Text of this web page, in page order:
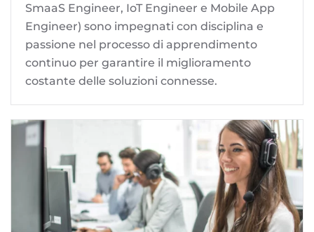
SmaaS Engineer, IoT Engineer e Mobile App
Engineer) sono impegnati con disciplina e
passione nel processo di apprendimento
continuo per garantire il miglioramento
costante delle soluzioni connesse.